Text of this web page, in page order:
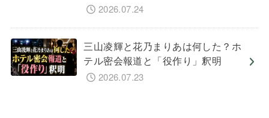
2026.07.24
三山凌輝と花乃まりあは何した？ホ
テル密会報道と「役作り」釈明
2026.07.23